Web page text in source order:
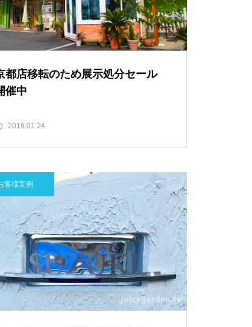
都店移転のため展示処分セール
催中
2019.01.24
客様実例